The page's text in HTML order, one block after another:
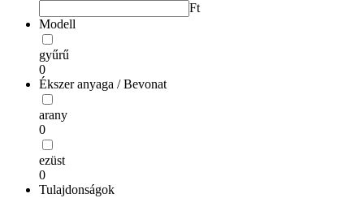
Ft
Modell
gyűrű
0
Ékszer anyaga / Bevonat
arany
0
ezüst
0
Tulajdonságok